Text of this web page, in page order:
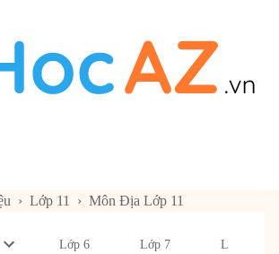
› Lớp 11 › Môn Địa Lớp 11
Lớp 6 Lớp 7 Lớp 8